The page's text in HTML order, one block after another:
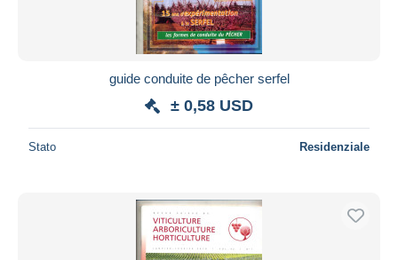
guide conduite de pêcher serfel
± 0,58 USD
Stato Residenziale